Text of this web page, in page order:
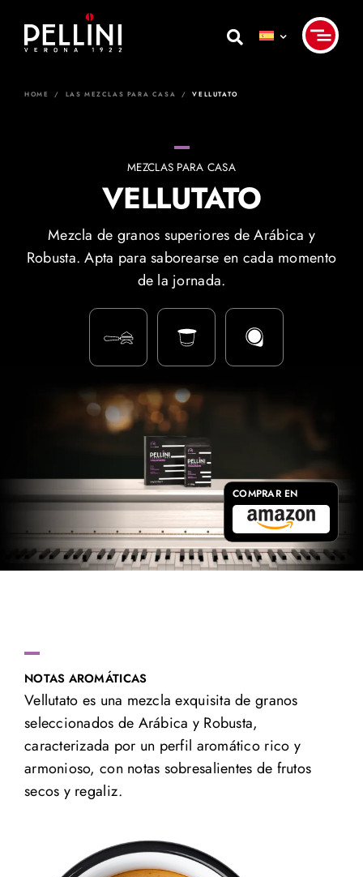
content
HOME / LAS MEZCLAS PARA CASA / VELLUTATO
MEZCLAS PARA CASA
VELLUTATO
Mezcla de granos superiores de Arábica y
Robusta. Apta para saborearse en cada momento
de la jornada.
COMPRAR EN
NOTAS AROMÁTICAS
Vellutato es una mezcla exquisita de granos
seleccionados de Arábica y Robusta,
caracterizada por un perfil aromático rico y
armonioso, con notas sobresalientes de frutos
secos y regaliz.